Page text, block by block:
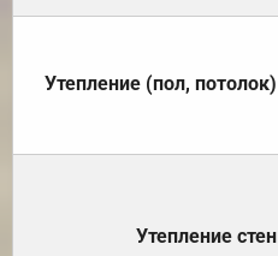
Утепление (пол, потолок)
Утепление стен